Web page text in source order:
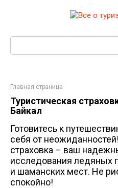
Главная страница
Туристическая
Байкал
Готовитесь к
себя от
страховка – ваш
исследования ледяных
и шаманских мест. Не
спокойно!